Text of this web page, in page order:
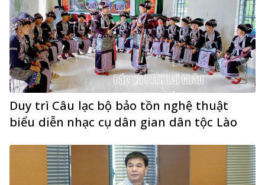
Duy trì Câu lạc bộ bảo tồn nghệ thuật
biểu diễn nhạc cụ dân gian dân tộc Lào